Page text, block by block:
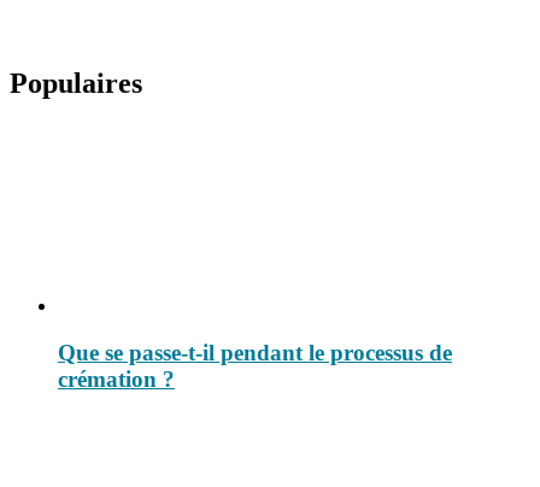
Populaires
Que se passe-t-il pendant le processus de
crémation ?